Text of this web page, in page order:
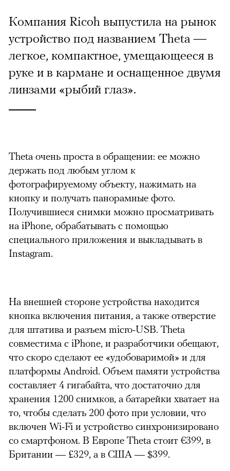
Компания Ricoh выпустила на рынок
устройство под названием Theta —
легкое, компактное, умещающееся в
руке и в кармане и оснащенное двумя
линзами «рыбий глаз».
Theta очень проста в обращении: ее можно
держать под любым углом к
фотографируемому объекту, нажимать на
кнопку и получать панорамные фото.
Получившиеся снимки можно просматривать
на iPhone, обрабатывать с помощью
специального приложения и выкладывать в
Instagram.
На внешней стороне устройства находится
кнопка включения питания, а также отверстие
для штатива и разъем micro-USB. Theta
совместима с iPhone, и разработчики обещают,
что скоро сделают ее «удобоваримой» и для
платформы Android. Объем памяти устройства
составляет 4 гигабайта, что достаточно для
хранения 1200 снимков, а батарейки хватает на
то, чтобы сделать 200 фото при условии, что
включен Wi-Fi и устройство синхронизировано
со смартфоном. В Европе Theta стоит €399, в
Британии — £329, а в США — $399.